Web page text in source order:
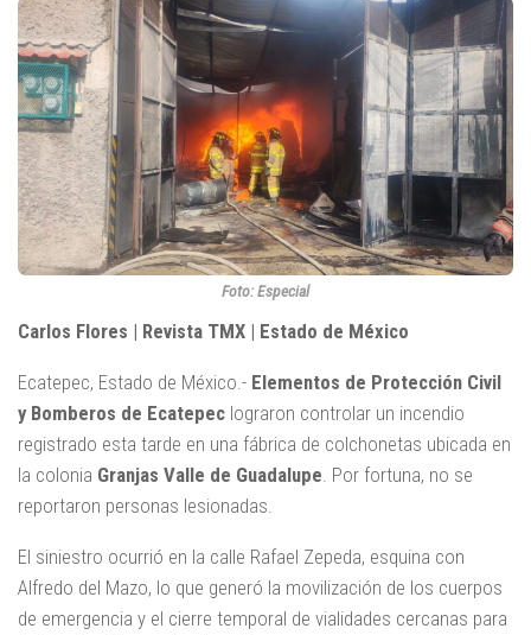
Foto: Especial
Carlos Flores | Revista TMX | Estado de México
Ecatepec, Estado de México.- Elementos de Protección Civil
y Bomberos de Ecatepec lograron controlar un incendio
registrado esta tarde en una fábrica de colchonetas ubicada en
la colonia Granjas Valle de Guadalupe . Por fortuna, no se
reportaron personas lesionadas.
El siniestro ocurrió en la calle Rafael Zepeda, esquina con
Alfredo del Mazo, lo que generó la movilización de los cuerpos
de emergencia y el cierre temporal de vialidades cercanas para